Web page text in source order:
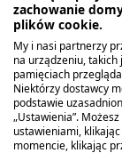
Otoargent,
uszu, 15 ml
Cue, krople do
Ibuprofen
mg,
zachowanie
plików cookie.
My i nasi partnerzy
na urządzeniu,
pamięciach
Niektórzy dostawcy
podstawie
„Ustawienia”.
ustawieniami,
momencie, klikając